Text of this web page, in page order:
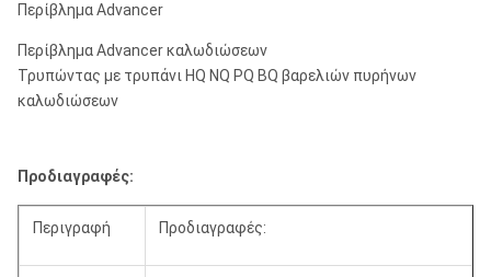
Περίβλημα Advancer
Περίβλημα Advancer καλωδιώσεων
Τρυπώντας με τρυπάνι HQ NQ PQ BQ βαρελιών πυρήνων
καλωδιώσεων
Προδιαγραφές:
Περιγραφή Προδιαγραφές: